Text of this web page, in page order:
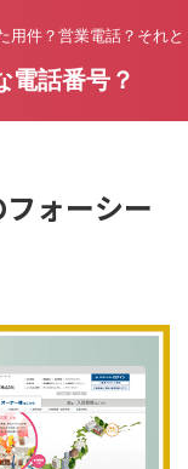
用件？営業電話？それと
電話番号？
ォーシー